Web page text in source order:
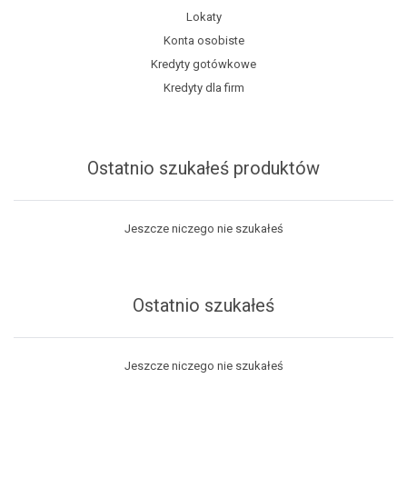
Lokaty
Konta osobiste
Kredyty gotówkowe
Kredyty dla firm
Ostatnio szukałeś produktów
Jeszcze niczego nie szukałeś
Ostatnio szukałeś
Jeszcze niczego nie szukałeś